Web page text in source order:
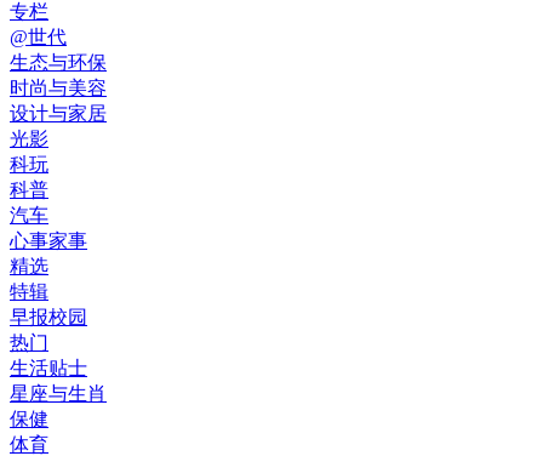
专栏
@世代
生态与环保
时尚与美容
设计与家居
光影
科玩
科普
汽车
心事家事
精选
特辑
早报校园
热门
生活贴士
星座与生肖
保健
体育